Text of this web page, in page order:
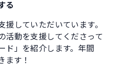
る
していただいています。
活動を支援してくださって
ド」を紹介します。年間
ます！